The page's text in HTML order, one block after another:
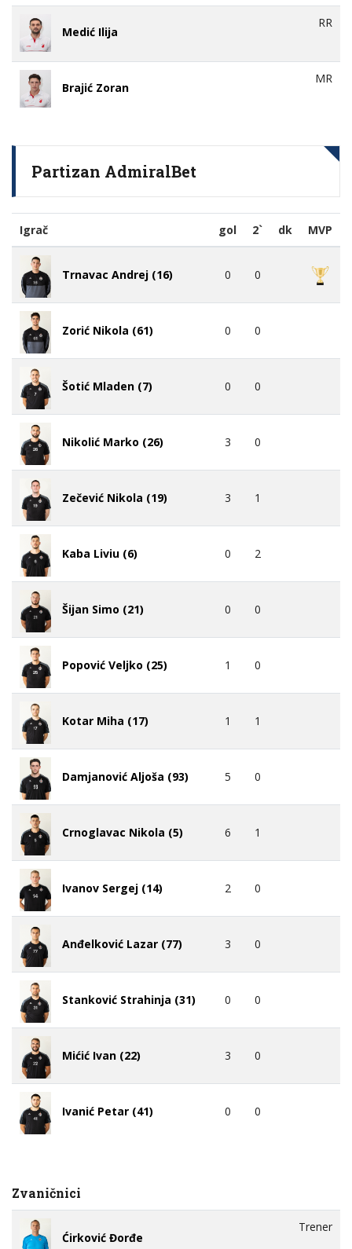
Medić Ilija
RR
Brajić Zoran
MR
Partizan AdmiralBet
Igrač gol 2` dk MVP
Trnavac Andrej (16) 0 0
Zorić Nikola (61) 0 0
Šotić Mladen (7) 0 0
Nikolić Marko (26) 3 0
Zečević Nikola (19) 3 1
Kaba Liviu (6) 0 2
Šijan Simo (21) 0 0
Popović Veljko (25) 1 0
Kotar Miha (17) 1 1
Damjanović Aljoša (93) 5 0
Crnoglavac Nikola (5) 6 1
Ivanov Sergej (14) 2 0
Anđelković Lazar (77) 3 0
Stanković Strahinja (31) 0 0
Mićić Ivan (22) 3 0
Ivanić Petar (41) 0 0
Zvaničnici
Ćirković Đorđe
Trener